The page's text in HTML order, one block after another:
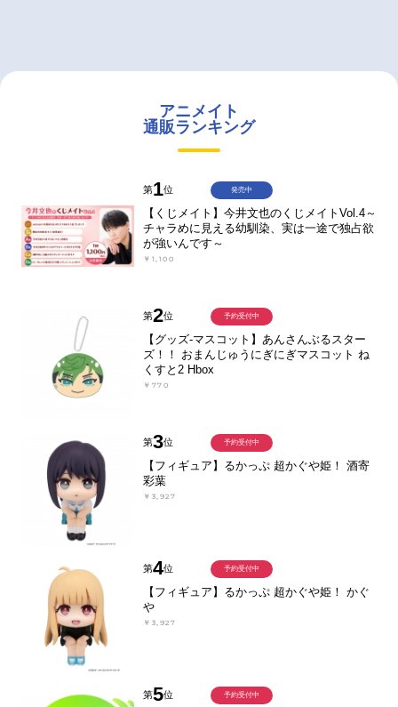
アニメイト
通販ランキング
第1位
【くじメイト】今井文也のくじメイトVol.4～
チャラめに見える幼馴染、実は一途で独占欲
が強いんです～
￥1,100
発売中
第2位
【グッズ-マスコット】あんさんぶるスター
ズ！！ おまんじゅうにぎにぎマスコット ね
くすと2 Hbox
￥770
予約受付中
第3位
【フィギュア】るかっぷ 超かぐや姫！ 酒寄
彩葉
￥3,927
予約受付中
第4位
【フィギュア】るかっぷ 超かぐや姫！ かぐ
や
￥3,927
予約受付中
第5位 予約受付中